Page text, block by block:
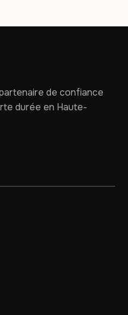
de confiance
durée en Haute-